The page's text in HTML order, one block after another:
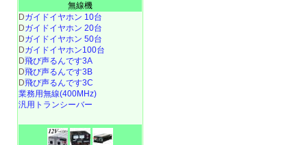
無線機
Dガイドイヤホン 10台
Dガイドイヤホン 20台
Dガイドイヤホン 50台
Dガイドイヤホン100台
D飛び声るんです3A
D飛び声るんです3B
D飛び声るんです3C
業務用無線(400MHz)
汎用トランシーバー